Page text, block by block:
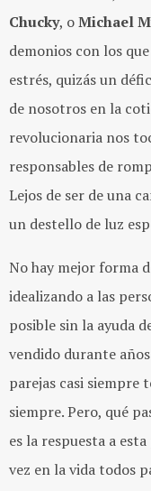
Chucky, oMichael
demonios con los
estrés, quizás un
de nosotros en la
revolucionaria nos
responsables de
Lejos de ser de una
un destello de luz
No hay mejor forma
idealizando a las
posible sin la ayuda
vendido durante
parejas casi
siempre. Pero, qué
es la respuesta a
vez en la vida todos